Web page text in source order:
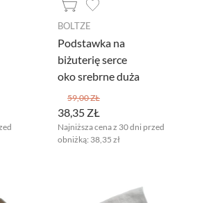
BOLTZE
Podstawka na
biżuterię serce
oko srebrne duża
38,35 ZŁ
59,00 ZŁ
Najniższa cena z 30 dni przed
obniżką: 38,35 zł